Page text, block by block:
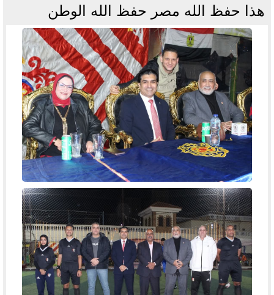
هذا حفظ الله مصر حفظ الله الوطن